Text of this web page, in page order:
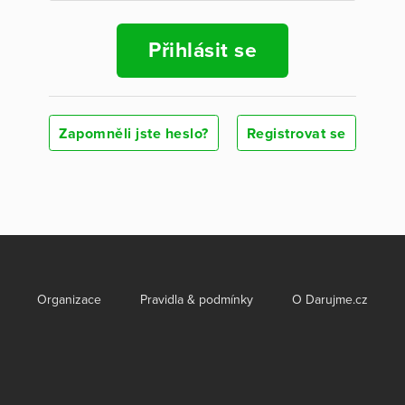
Přihlásit se
Zapomněli jste heslo? Registrovat se
Organizace Pravidla & podmínky O Darujme.cz